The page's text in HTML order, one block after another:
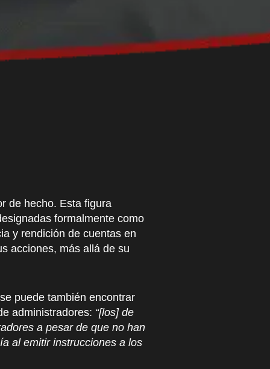
de hecho. Esta figura
formalmente como
y rendición de cuentas en
acciones, más allá de su
puede también encontrar
administradores: “[los] de
a pesar de que no han
al emitir instrucciones a los